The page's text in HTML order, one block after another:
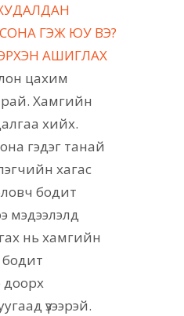
ГЭЖ ЮУ ВЭ?
АШИГЛАХ
цахим
Хамгийн
хийх.
гэдэг танай
хагас
бодит
мэдээлэлд
нь хамгийн
бодит
доорх
үзээрэй.